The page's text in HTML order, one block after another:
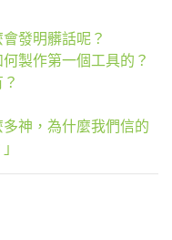
發明髒話呢？
製作第一個工具的？
神，為什麼我們信的